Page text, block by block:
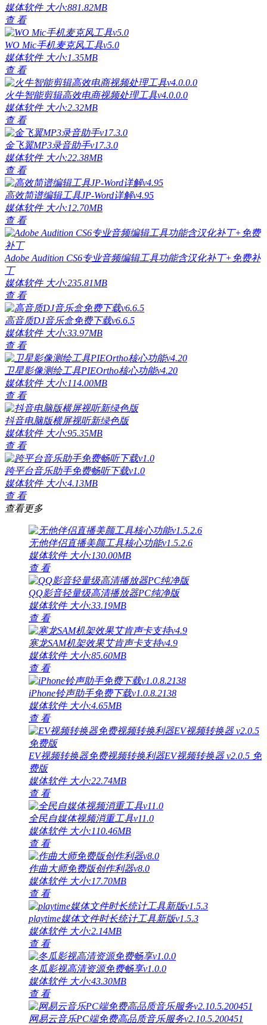
媒体软件 大小:881.82MB
查 看
WO Mic手机麦克风工具v5.0
媒体软件 大小:1.35MB
查 看
火牛智能剪辑高效电商视频处理工具v4.0.0.0
媒体软件 大小:2.32MB
查 看
金飞翼MP3录音助手v17.3.0
媒体软件 大小:22.38MB
查 看
高效简谱编辑工具JP-Word详解v4.95
媒体软件 大小:12.70MB
查 看
Adobe Audition CS6专业音频编辑工具功能含汉化补丁+免费补
丁
媒体软件 大小:235.81MB
查 看
高音质DJ音乐盒免费下载v6.6.5
媒体软件 大小:33.97MB
查 看
卫星影像测绘工具PIEOrtho核心功能v4.20
媒体软件 大小:114.00MB
查 看
抖音电脑版横屏视听新绿色版
媒体软件 大小:95.35MB
查 看
跨平台音乐助手免费畅听下载v1.0
媒体软件 大小:4.13MB
查 看
查看更多
无他伴侣直播美颜工具核心功能v1.5.2.6
媒体软件 大小:130.00MB
查 看
QQ影音轻量级高清播放器PC纯净版
媒体软件 大小:33.19MB
查 看
寒龙SAM机架效果艾肯声卡支持v4.9
媒体软件 大小:85.60MB
查 看
iPhone铃声助手免费下载v1.0.8.2138
媒体软件 大小:4.65MB
查 看
EV视频转换器免费视频转换利器EV视频转换器 v2.0.5 免
费版
媒体软件 大小:22.74MB
查 看
全民自媒体视频消重工具v11.0
媒体软件 大小:110.46MB
查 看
作曲大师免费版创作利器v8.0
媒体软件 大小:17.70MB
查 看
playtime媒体文件时长统计工具新版v1.5.3
媒体软件 大小:2.14MB
查 看
冬瓜影视高清资源免费畅享v1.0.0
媒体软件 大小:43.30MB
查 看
网易云音乐PC端免费高品质音乐服务v2.10.5.200451